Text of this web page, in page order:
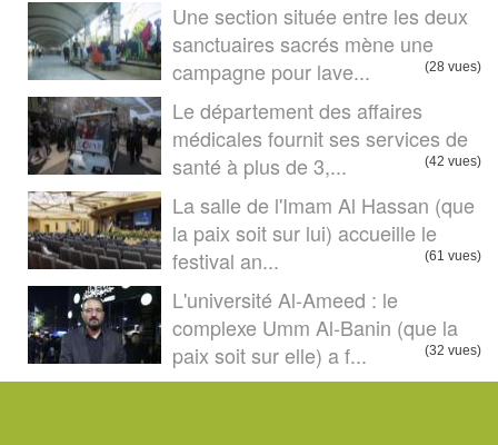
Une section située entre les deux
sanctuaires sacrés mène une
campagne pour lave...
(28 vues)
Le département des affaires
médicales fournit ses services de
santé à plus de 3,...
(42 vues)
La salle de l'Imam Al Hassan (que
la paix soit sur lui) accueille le
festival an...
(61 vues)
L'université Al-Ameed : le
complexe Umm Al-Banin (que la
paix soit sur elle) a f...
(32 vues)